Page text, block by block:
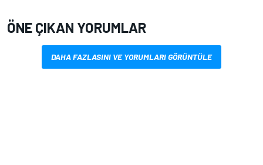
ÖNE ÇIKAN YORUMLAR
DAHA FAZLASINI VE YORUMLARI GÖRÜNTÜLE